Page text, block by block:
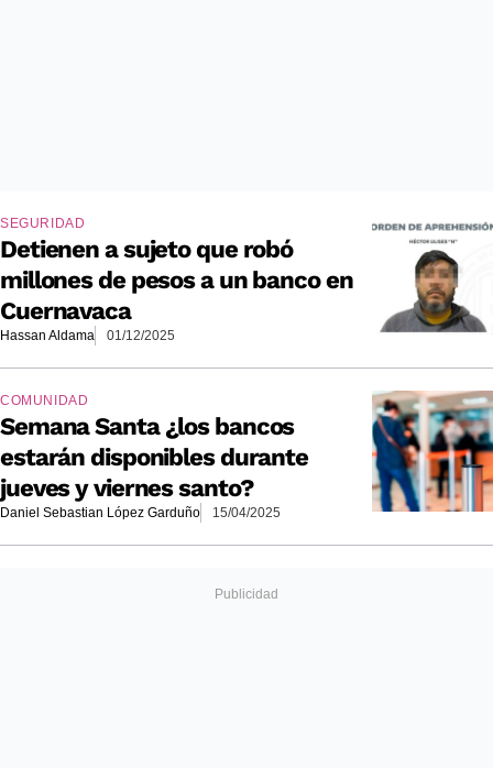
SEGURIDAD
Detienen a sujeto que robó
millones de pesos a un banco en
Cuernavaca
Hassan Aldama 01/12/2025
COMUNIDAD
Semana Santa ¿los bancos
estarán disponibles durante
jueves y viernes santo?
Daniel Sebastian López Garduño 15/04/2025